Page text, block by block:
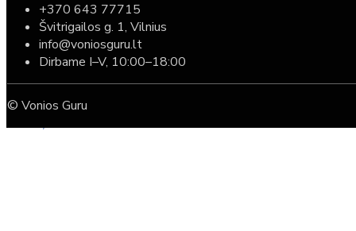
Komplektas: Tece potinkinis WC rėmas su baltu
mygtuku + Deante Peonia Rimless klozetas su
587,00€
389,00€
+370 643 77715
Švitrigailos g. 1, Vilnius
info@voniosguru.lt
Dirbame I–V, 10:00–18:00
© Vonios Guru